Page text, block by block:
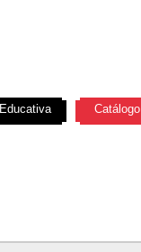
Educativa Catálogo